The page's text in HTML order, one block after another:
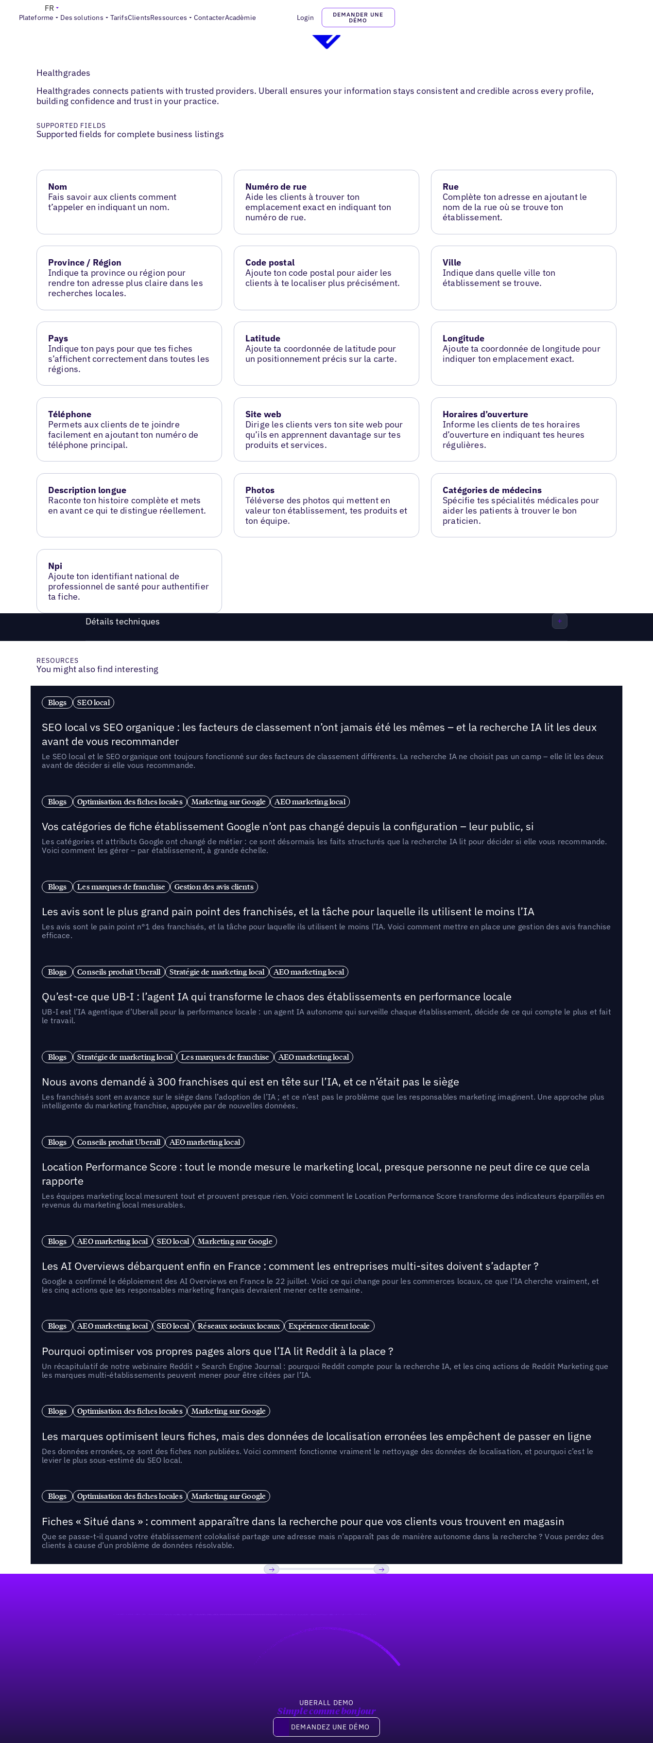
Plateforme Des solutions TarifsClientsRessources ContacterAcadèmie Login
DEMANDER UNE
DÉMO
FR
Healthgrades
Healthgrades connects patients with trusted providers. Uberall ensures your information stays consistent and credible across every profile,
building confidence and trust in your practice.
SUPPORTED FIELDS
Supported fields for complete business listings
Nom
Fais savoir aux clients comment
t’appeler en indiquant un nom.
Numéro de rue
Aide les clients à trouver ton
emplacement exact en indiquant ton
numéro de rue.
Rue
Complète ton adresse en ajoutant le
nom de la rue où se trouve ton
établissement.
Province / Région
Indique ta province ou région pour
rendre ton adresse plus claire dans les
recherches locales.
Code postal
Ajoute ton code postal pour aider les
clients à te localiser plus précisément.
Ville
Indique dans quelle ville ton
établissement se trouve.
Pays
Indique ton pays pour que tes fiches
s’affichent correctement dans toutes les
régions.
Latitude
Ajoute ta coordonnée de latitude pour
un positionnement précis sur la carte.
Longitude
Ajoute ta coordonnée de longitude pour
indiquer ton emplacement exact.
Téléphone
Permets aux clients de te joindre
facilement en ajoutant ton numéro de
téléphone principal.
Site web
Dirige les clients vers ton site web pour
qu’ils en apprennent davantage sur tes
produits et services.
Horaires d’ouverture
Informe les clients de tes horaires
d’ouverture en indiquant tes heures
régulières.
Description longue
Raconte ton histoire complète et mets
en avant ce qui te distingue réellement.
Photos
Téléverse des photos qui mettent en
valeur ton établissement, tes produits et
ton équipe.
Catégories de médecins
Spécifie tes spécialités médicales pour
aider les patients à trouver le bon
praticien.
Npi
Ajoute ton identifiant national de
professionnel de santé pour authentifier
ta fiche.
Détails techniques
RESOURCES
You might also find interesting
Blogs SEO local
SEO local vs SEO organique : les facteurs de classement n’ont jamais été les mêmes – et la recherche IA lit les deux
avant de vous recommander
Le SEO local et le SEO organique ont toujours fonctionné sur des facteurs de classement différents. La recherche IA ne choisit pas un camp – elle lit les deux
avant de décider si elle vous recommande.
Blogs Optimisation des fiches locales Marketing sur Google AEO marketing local
Vos catégories de fiche établissement Google n’ont pas changé depuis la configuration – leur public, si
Les catégories et attributs Google ont changé de métier : ce sont désormais les faits structurés que la recherche IA lit pour décider si elle vous recommande.
Voici comment les gérer – par établissement, à grande échelle.
Blogs Les marques de franchise Gestion des avis clients
Les avis sont le plus grand pain point des franchisés, et la tâche pour laquelle ils utilisent le moins l’IA
Les avis sont le pain point n°1 des franchisés, et la tâche pour laquelle ils utilisent le moins l’IA. Voici comment mettre en place une gestion des avis franchise
efficace.
Blogs Conseils produit Uberall Stratégie de marketing local AEO marketing local
Qu’est-ce que UB-I : l’agent IA qui transforme le chaos des établissements en performance locale
UB-I est l’IA agentique d’Uberall pour la performance locale : un agent IA autonome qui surveille chaque établissement, décide de ce qui compte le plus et fait
le travail.
Blogs Stratégie de marketing local Les marques de franchise AEO marketing local
Nous avons demandé à 300 franchises qui est en tête sur l’IA, et ce n’était pas le siège
Les franchisés sont en avance sur le siège dans l’adoption de l’IA ; et ce n’est pas le problème que les responsables marketing imaginent. Une approche plus
intelligente du marketing franchise, appuyée par de nouvelles données.
Blogs Conseils produit Uberall AEO marketing local
Location Performance Score : tout le monde mesure le marketing local, presque personne ne peut dire ce que cela
rapporte
Les équipes marketing local mesurent tout et prouvent presque rien. Voici comment le Location Performance Score transforme des indicateurs éparpillés en
revenus du marketing local mesurables.
Blogs AEO marketing local SEO local Marketing sur Google
Les AI Overviews débarquent enfin en France : comment les entreprises multi-sites doivent s’adapter ?
Google a confirmé le déploiement des AI Overviews en France le 22 juillet. Voici ce qui change pour les commerces locaux, ce que l’IA cherche vraiment, et
les cinq actions que les responsables marketing français devraient mener cette semaine.
Blogs AEO marketing local SEO local Réseaux sociaux locaux Expérience client locale
Pourquoi optimiser vos propres pages alors que l’IA lit Reddit à la place ?
Un récapitulatif de notre webinaire Reddit × Search Engine Journal : pourquoi Reddit compte pour la recherche IA, et les cinq actions de Reddit Marketing que
les marques multi-établissements peuvent mener pour être citées par l’IA.
Blogs Optimisation des fiches locales Marketing sur Google
Les marques optimisent leurs fiches, mais des données de localisation erronées les empêchent de passer en ligne
Des données erronées, ce sont des fiches non publiées. Voici comment fonctionne vraiment le nettoyage des données de localisation, et pourquoi c’est le
levier le plus sous-estimé du SEO local.
Blogs Optimisation des fiches locales Marketing sur Google
Fiches « Situé dans » : comment apparaître dans la recherche pour que vos clients vous trouvent en magasin
Que se passe-t-il quand votre établissement colokalisé partage une adresse mais n’apparaît pas de manière autonome dans la recherche ? Vous perdez des
clients à cause d’un problème de données résolvable.
UBERALL DEMO
Simple comme bonjour
Demandez une démo
DEMANDEZ UNE DÉMO